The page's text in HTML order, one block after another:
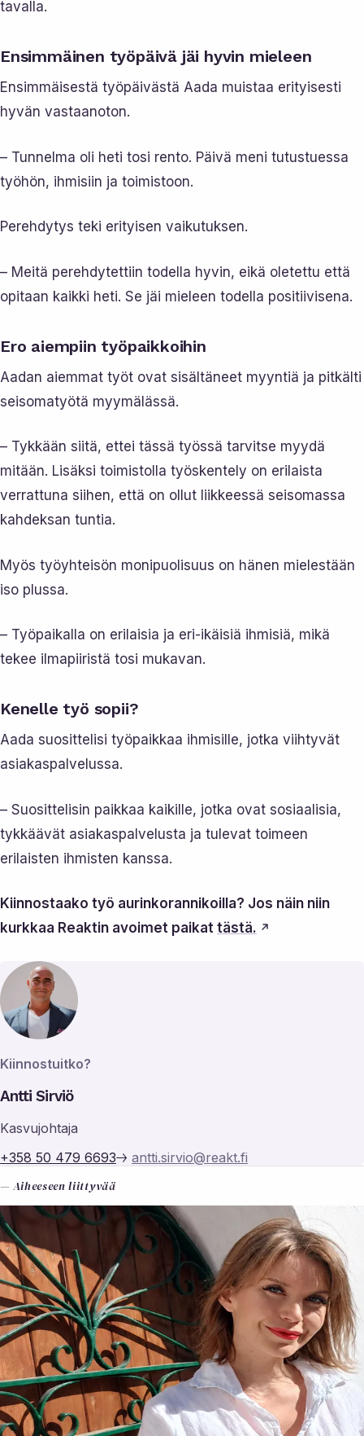
tavalla.
Ensimmäinen työpäivä jäi hyvin mieleen
Ensimmäisestä työpäivästä Aada muistaa erityisesti
hyvän vastaanoton.
– Tunnelma oli heti tosi rento. Päivä meni tutustuessa
työhön, ihmisiin ja toimistoon.
Perehdytys teki erityisen vaikutuksen.
– Meitä perehdytettiin todella hyvin, eikä oletettu että
opitaan kaikki heti. Se jäi mieleen todella positiivisena.
Ero aiempiin työpaikkoihin
Aadan aiemmat työt ovat sisältäneet myyntiä ja pitkälti
seisomatyötä myymälässä.
– Tykkään siitä, ettei tässä työssä tarvitse myydä
mitään. Lisäksi toimistolla työskentely on erilaista
verrattuna siihen, että on ollut liikkeessä seisomassa
kahdeksan tuntia.
Myös työyhteisön monipuolisuus on hänen mielestään
iso plussa.
– Työpaikalla on erilaisia ja eri-ikäisiä ihmisiä, mikä
tekee ilmapiiristä tosi mukavan.
Kenelle työ sopii?
Aada suosittelisi työpaikkaa ihmisille, jotka viihtyvät
asiakaspalvelussa.
– Suosittelisin paikkaa kaikille, jotka ovat sosiaalisia,
tykkäävät asiakaspalvelusta ja tulevat toimeen
erilaisten ihmisten kanssa.
Kiinnostaako työ aurinkorannikoilla? Jos näin niin
kurkkaa Reaktin avoimet paikat tästä.
Kiinnostuitko?
Antti Sirviö
Kasvujohtaja
+358 50 479 6693
antti.sirvio@reakt.fi
— Aiheeseen liittyvää